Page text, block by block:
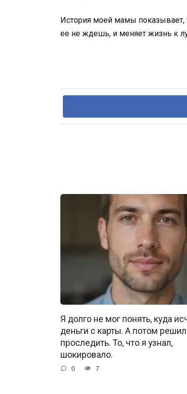
История моей мамы показывает,
ее не ждешь, и меняет жизнь к
Я долго не мог понять, куда
деньги с карты. А потом решил
проследить. То, что я узнал,
шокировало.
0 7